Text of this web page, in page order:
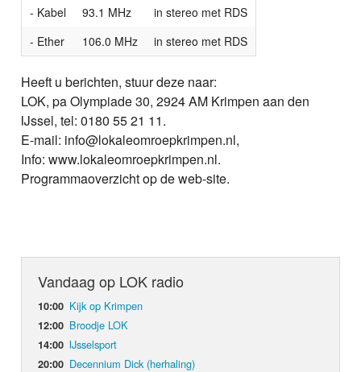
- Kabel 93.1 MHz
in stereo met RDS
- Ether
106.0 MHz in stereo met RDS
Heeft u berichten, stuur deze naar:
LOK, pa Olympiade 30, 2924 AM Krimpen aan den
IJssel, tel: 0180 55 21 11.
E-mail: info@lokaleomroepkrimpen.nl,
Info: www.lokaleomroepkrimpen.nl.
Programmaoverzicht op de web-site.
Vandaag op LOK radio
10:00 Kijk op Krimpen
12:00 Broodje LOK
14:00 IJsselsport
20:00 Decennium Dick (herhaling)